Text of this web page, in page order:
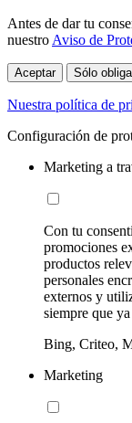
Antes de dar tu
nuestro Aviso de
Aceptar Sólo
Nuestra política de
Configuración de
Marketing a
Con tu
promociones
productos
personales
externos y
siempre que
Bing, Criteo,
Marketing